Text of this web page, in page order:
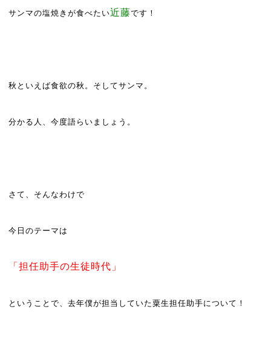
サンマの塩焼きが食べたい近藤です！
秋といえば食欲の秋。そしてサンマ。
分かる人、今度語らいましょう。
さて、そんなわけで
今日のテーマは
「担任助手の生徒時代」
ということで、 去年僕が担当していた粟生担任助手について！